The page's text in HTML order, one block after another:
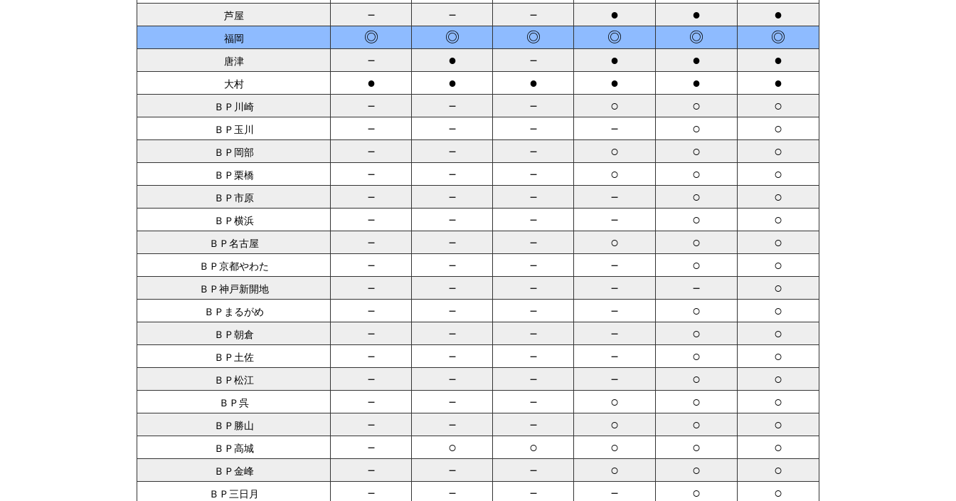
芦屋 － － － ● ● ●
福岡 ◎ ◎ ◎ ◎ ◎ ◎
唐津 － ● － ● ● ●
大村 ● ● ● ● ● ●
ＢＰ川崎 － － － ○ ○ ○
ＢＰ玉川 － － － － ○ ○
ＢＰ岡部 － － － ○ ○ ○
ＢＰ栗橋 － － － ○ ○ ○
ＢＰ市原 － － － － ○ ○
ＢＰ横浜 － － － － ○ ○
ＢＰ名古屋 － － － ○ ○ ○
ＢＰ京都やわた － － － － ○ ○
ＢＰ神戸新開地 － － － － － ○
ＢＰまるがめ － － － － ○ ○
ＢＰ朝倉 － － － － ○ ○
ＢＰ土佐 － － － － ○ ○
ＢＰ松江 － － － － ○ ○
ＢＰ呉 － － － ○ ○ ○
ＢＰ勝山 － － － ○ ○ ○
ＢＰ高城 － ○ ○ ○ ○ ○
ＢＰ金峰 － － － ○ ○ ○
ＢＰ三日月 － － － － ○ ○